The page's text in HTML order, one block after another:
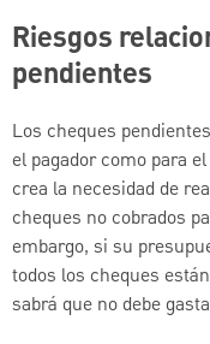
Riesgos
pendientes
Los cheques
el pagador como para
crea la necesidad de
cheques no cobrados
embargo, si su
todos los cheques
sabrá que no debe